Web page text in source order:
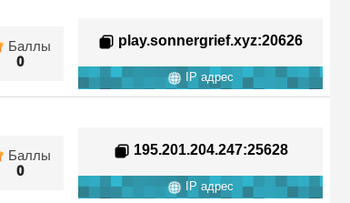
Баллы
0
play.sonnergrief.xyz:20626
IP адрес
Баллы
0
195.201.204.247:25628
IP адрес